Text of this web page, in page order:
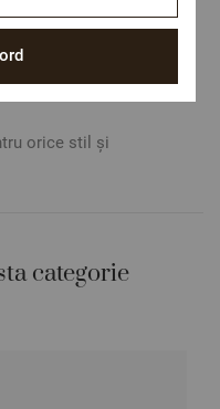
sigure pentru
orice stil și
categorie